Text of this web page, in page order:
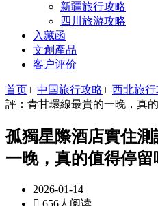
新疆旅行攻略
四川旅游攻略
入藏函
文創產品
客户评价
首页  中国旅行攻略  西北旅行
評：青甘環線最貴的一晚，真
孤獨星際酒店實住
一晚，真的值得停留
2026-01-14
 656人阅读